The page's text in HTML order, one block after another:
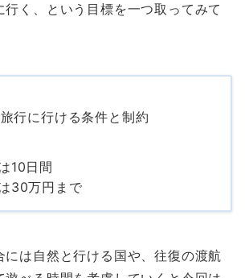
行く、という目標を一つ取ってみて
行に行ける条件と制約
10日間
30万円まで
には自然と行ける国や、往復の渡航